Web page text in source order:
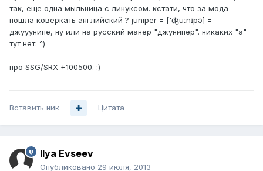
так, еще одна мыльница с линуксом. кстати, что за мода
пошла коверкать английский ? juniper = ['ʤuːnɪpə] =
джууунипе, ну или на русский манер "джунипер". никаких "а"
тут нет. ^)
про SSG/SRX +100500. :)
Вставить ник Цитата
Ilya Evseev
Опубликовано 29 июля, 2013